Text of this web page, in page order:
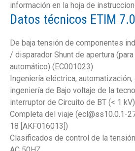
información en la hoja de
Datos técnicos ETIM 7.0
De baja tensión de componentes
/ disparador Shunt de apertura
automático) (EC001023)
Ingeniería eléctrica,
ingeniería de Bajo voltaje de la
interruptor de Circuito de BT (< 1
Completa del viaje (ecl@ss10.0.1-
18 [AKF016013])
Clasificados de control de la